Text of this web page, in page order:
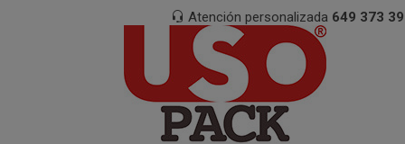
Atención personalizada 649 373